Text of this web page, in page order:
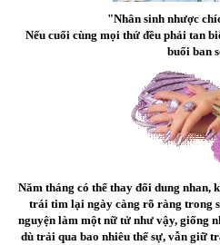
"Nhân sinh nhược
Nếu cuối cùng mọi thứ đều phải tan
buổi ban
Năm tháng có thể thay đổi dung nhan,
trái tim lại ngày càng rõ ràng trong
nguyện làm một nữ tử như vậy, giống
dù trải qua bao nhiêu thế sự, vẫn giữ